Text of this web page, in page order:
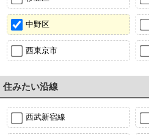
中野区
西東京市
住みたい沿線
西武新宿線